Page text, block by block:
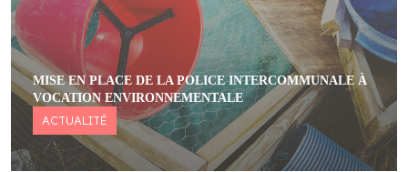
MISE EN PLACE DE LA POLICE INTERCOMMUNALE À
VOCATION ENVIRONNEMENTALE
ACTUALITÉ